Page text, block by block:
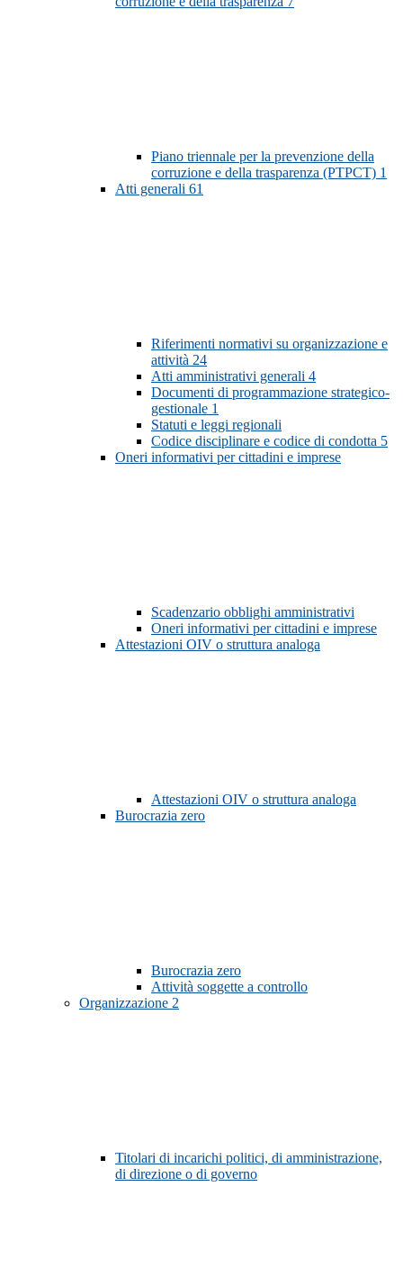
Piano triennale per la prevenzione della
corruzione e della trasparenza (PTPCT) 1
Atti generali 61
Riferimenti normativi su organizzazione e
attività 24
Atti amministrativi generali 4
Documenti di programmazione strategico-
gestionale 1
Statuti e leggi regionali
Codice disciplinare e codice di condotta 5
Oneri informativi per cittadini e imprese
Scadenzario obblighi amministrativi
Oneri informativi per cittadini e imprese
Attestazioni OIV o struttura analoga
Attestazioni OIV o struttura analoga
Burocrazia zero
Burocrazia zero
Attività soggette a controllo
Organizzazione 2
Titolari di incarichi politici, di amministrazione,
di direzione o di governo